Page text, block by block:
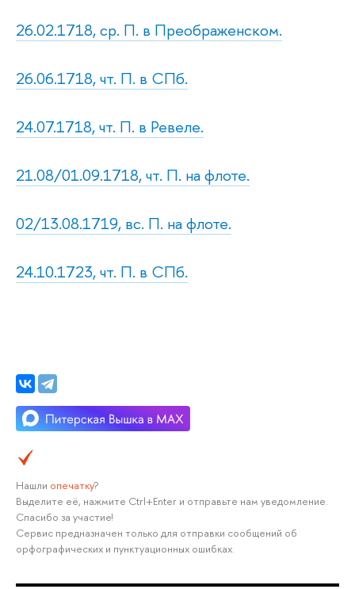
26.02.1718, ср. П. в Преображенском.
26.06.1718, чт. П. в СПб.
24.07.1718, чт. П. в Ревеле.
21.08/01.09.1718, чт. П. на флоте.
02/13.08.1719, вс. П. на флоте.
24.10.1723, чт. П. в СПб.
Нашли опечатку?
Выделите её, нажмите Ctrl+Enter и отправьте нам уведомление.
Спасибо за участие!
Сервис предназначен только для отправки сообщений об
орфографических и пунктуационных ошибках.